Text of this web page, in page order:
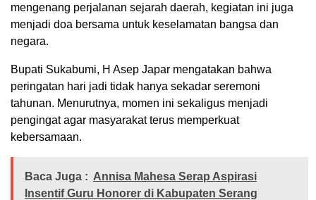
mengenang perjalanan sejarah daerah, kegiatan ini juga
menjadi doa bersama untuk keselamatan bangsa dan
negara.
Bupati Sukabumi, H Asep Japar mengatakan bahwa
peringatan hari jadi tidak hanya sekadar seremoni
tahunan. Menurutnya, momen ini sekaligus menjadi
pengingat agar masyarakat terus memperkuat
kebersamaan.
Baca Juga : Annisa Mahesa Serap Aspirasi
Insentif Guru Honorer di Kabupaten Serang